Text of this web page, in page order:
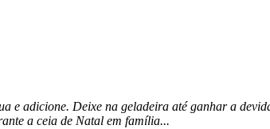
e adicione. Deixe na geladeira até ganhar a
a ceia de Natal em família...